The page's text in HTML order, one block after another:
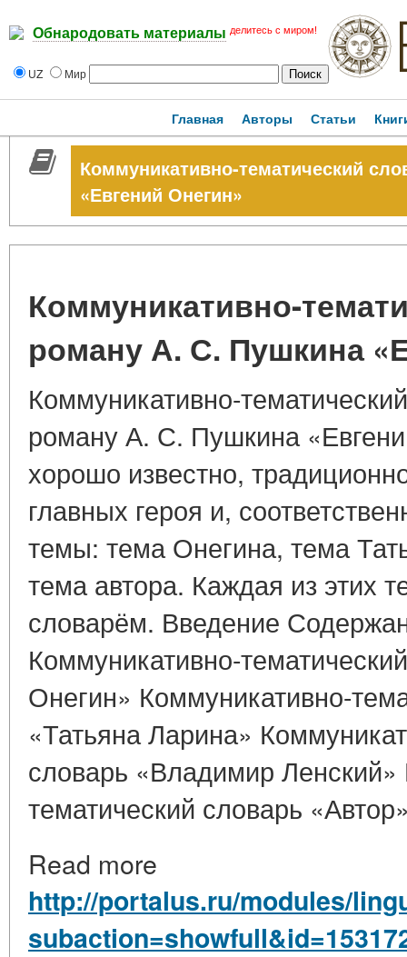
Обнародовать материалы делитесь с миром!
UZ Мир
Главная Авторы Статьи
Коммуникативно-тематический
«Евгений Онегин»
Коммуникативно-
роману А. С. Пушкина
Коммуникативно-
роману А. С. Пушкина
хорошо известно,
главных героя и,
темы: тема Онегина, тема
тема автора. Каждая из этих
словарём. Введение
Коммуникативно-
Онегин» Коммуникативно-
«Татьяна Ларина»
словарь «Владимир
тематический словарь
Read more
http://portalus.ru/modules/